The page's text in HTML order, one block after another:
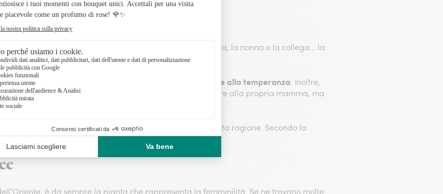
delle donne
conosciuti come regalo per la festa della mamma, l’amica, la nonna o la collega... la
meglio l’universo femminile.
colore rosa di questa pianta è associato alla femminilità e alla temperanza. Inoltre,
unamore materno e puro
, rimane quindi ideale da regalare alla propria mamma, ma
figura femminile.
di buon augurioquindi la si puo’ anche regalare per questa ragione. Secondo la
, porterà calma e temperanza negli spazi in cui si trova.
è da sempre la pianta che rappresenta la femminilità. Se ne trovano molte